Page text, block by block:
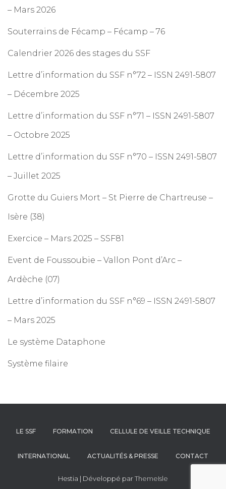
– Mars 2026
Souterrains de Fécamp – Fécamp – 76
Calendrier 2026 des stages du SSF
Lettre d’information du SSF n°72 – ISSN 2491-5807
– Décembre 2025
Lettre d’information du SSF n°71 – ISSN 2491-5807
– Octobre 2025
Lettre d’information du SSF n°70 – ISSN 2491-5807
– Juillet 2025
Grotte du Guiers Mort – St Pierre de Chartreuse –
Isère (38)
Exercice – Mars 2025 – SSF81
Event de Foussoubie – Vallon Pont d’Arc –
Ardèche (07)
Lettre d’information du SSF n°69 – ISSN 2491-5807
– Mars 2025
Le système Dataphone
Système filaire
LE SSF FORMATION CELLULE DE VEILLE TECHNIQUE
INTERNATIONAL ACTUALITÉS & PRESSE CONTACT
Hestia | Développé parThemeIsle